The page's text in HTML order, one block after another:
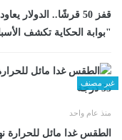
قفز 50 قرشًا..
"بوابة الحكاية تكشف
غير مصنف
منذ عام واحد